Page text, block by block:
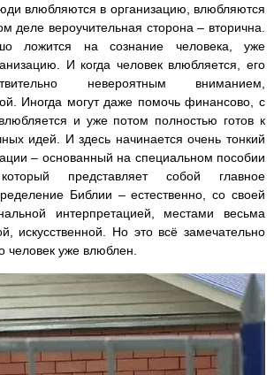
влюбляются в организацию, влюбляются
деле вероучительная сторона – вторична.
ложится на сознание человека, уже
И когда человек влюбляется, его
невероятным вниманием,
Иногда могут даже помочь финансово, с
и уже потом полностью готов к
идей. И здесь начинается очень тонкий
– основанный на специальном пособии
представляет собой главное
Библии – естественно, со своей
интерпретацией, местами весьма
искусственной. Но это всё замечательно
человек уже влюблен.